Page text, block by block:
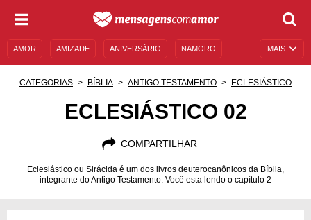
MAIS
AMOR AMIZADE ANIVERSÁRIO NAMORO
AUTOAJUDA
CATEGORIAS BÍBLIA ANTIGO TESTAMENTO ECLESIÁSTICO
ECLESIÁSTICO 02
COMPARTILHAR
Eclesiástico ou Sirácida é um dos livros deuterocanônicos da Bíblia,
integrante do Antigo Testamento. Você esta lendo o capítulo 2